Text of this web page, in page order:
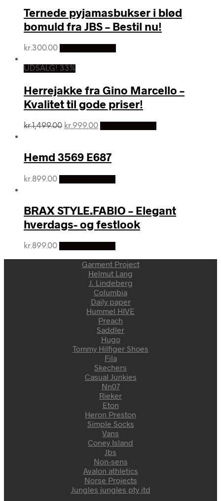
Ternede pyjamasbukser i blød
bomuld fra JBS – Bestil nu!
kr.300.00
UDSALG! 33%
Herrejakke fra Gino Marcello –
Kvalitet til gode priser!
kr.1,499.00 Den
var:
kr.1,499.00.
kr.999.00Den
er:
kr.999.00.
Hemd 3569 E687
kr.899.00
BRAX STYLE.FABIO – Elegant
hverdags- og festlook
kr.899.00
Garment Project
Helmut Lang
J. Lindeberg
Columbia
Daily paper
Hummel HIVE
Preach
Saddler
Hugo
Tommy Hilfiger Shoes
Fila
Skechers
Casual Junkies
Nn07
Rieker
Eton
Heron Preston
Simple Socks
Vans
Coney Island
Jbs
Non-sens
Avalon athletics
Norse Projects
Jungles jungles pty itd